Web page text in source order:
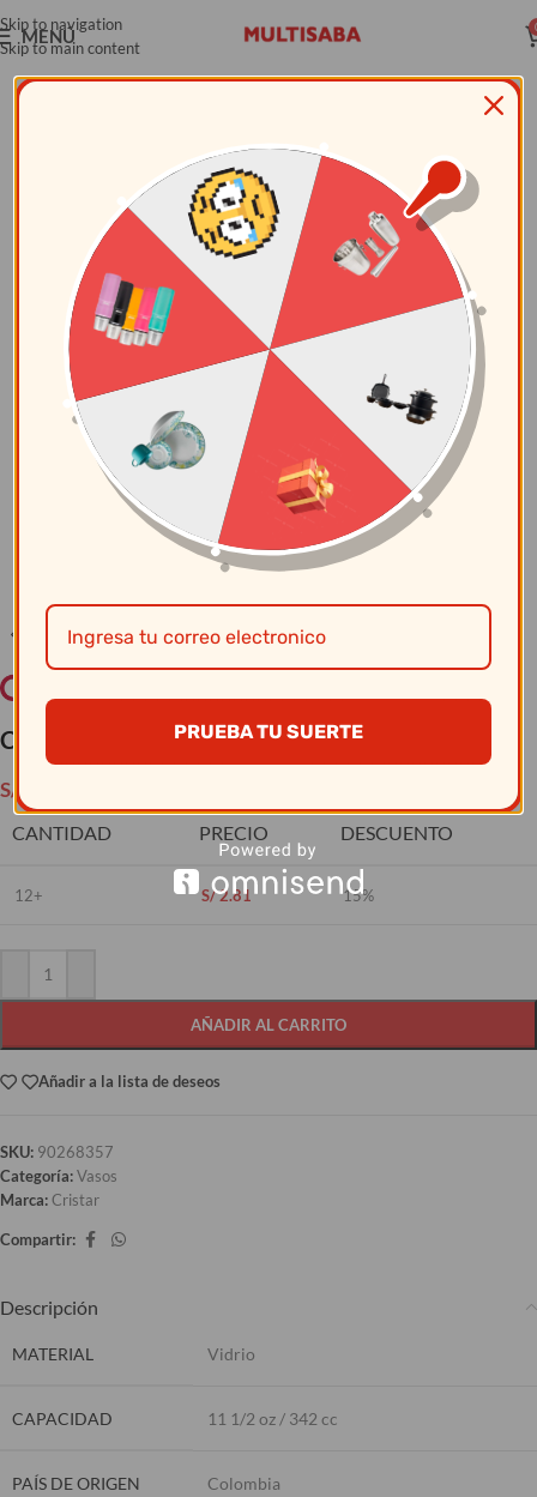
Skip to navigation
Skip to main content
MENÚ
Cristar – Vaso Lisboa Rocks 11.5 Oz 0377Al
S/ 3.30
CANTIDAD PRECIO DESCUENTO
12+ S/2.81 15%
AÑADIR AL CARRITO
Añadir a la lista de deseos
SKU: 90268357
Categoría:Vasos
Marca:Cristar
Compartir:
Descripción
MATERIAL Vidrio
CAPACIDAD 11 1/2 oz / 342 cc
PAÍS DE ORIGEN Colombia
PRUEBA TU SUERTE